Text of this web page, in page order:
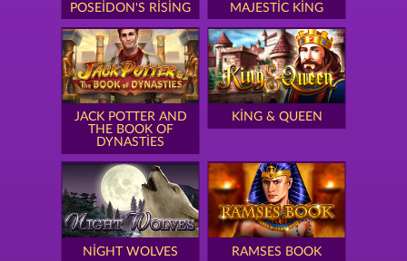
POSEIDON'S RISING MAJESTIC KING
JACK POTTER AND
THE BOOK OF
DYNASTIES
KING & QUEEN
NIGHT WOLVES RAMSES BOOK